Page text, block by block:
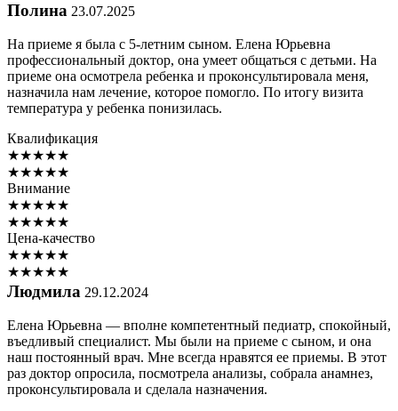
Полина 23.07.2025
На приеме я была с 5-летним сыном. Елена Юрьевна
профессиональный доктор, она умеет общаться с детьми. На
приеме она осмотрела ребенка и проконсультировала меня,
назначила нам лечение, которое помогло. По итогу визита
температура у ребенка понизилась.
Квалификация
★★★★★
★★★★★
Внимание
★★★★★
★★★★★
Цена-качество
★★★★★
★★★★★
Людмила 29.12.2024
Елена Юрьевна — вполне компетентный педиатр, спокойный,
въедливый специалист. Мы были на приеме с сыном, и она
наш постоянный врач. Мне всегда нравятся ее приемы. В этот
раз доктор опросила, посмотрела анализы, собрала анамнез,
проконсультировала и сделала назначения.